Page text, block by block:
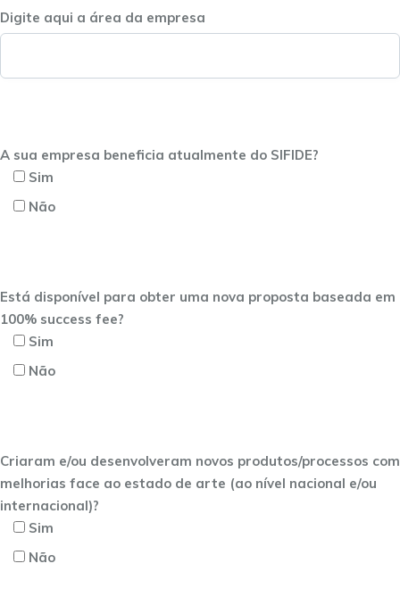
Digite aqui a área da empresa
A sua empresa beneficia atualmente do SIFIDE?
Sim
Não
Está disponível para obter uma nova proposta baseada em
100% success fee?
Sim
Não
Criaram e/ou desenvolveram novos produtos/processos com
melhorias face ao estado de arte (ao nível nacional e/ou
internacional)?
Sim
Não